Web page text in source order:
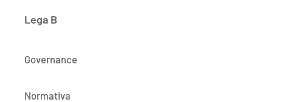
Lega B
Governance
Normativa